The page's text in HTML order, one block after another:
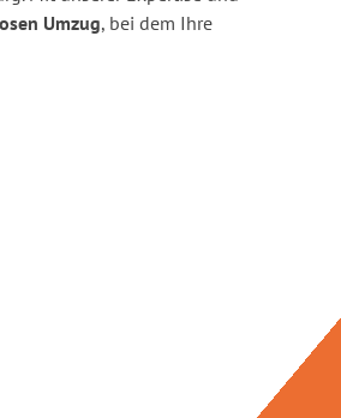
Umzug, bei dem Ihre